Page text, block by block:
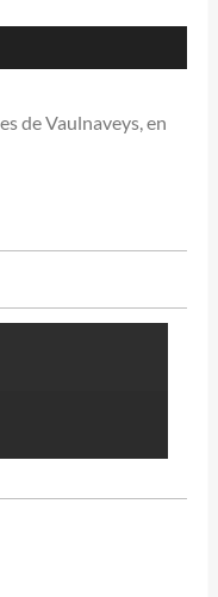
de Vaulnaveys, en